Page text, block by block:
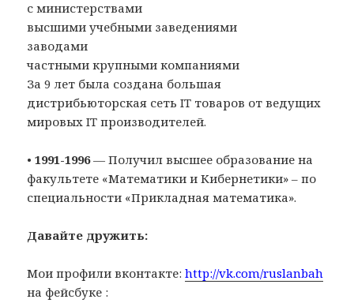
с министерствами
высшими учебными заведениями
заводами
частными крупными компаниями
За 9 лет была создана большая
дистрибьюторская сеть IT товаров от ведущих
мировых IT производителей.
•1991-1996— Получил высшее образование на
факультете «Математики и Кибернетики» – по
специальности «Прикладная математика».
Давайте дружить:
Мои профили вконтакте:http://vk.com/ruslanbah
на фейсбуке :